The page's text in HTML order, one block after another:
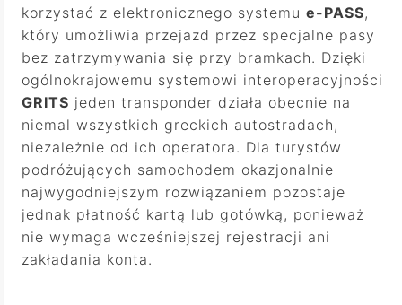
korzystać z elektronicznego systemu e-PASS,
który umożliwia przejazd przez specjalne pasy
bez zatrzymywania się przy bramkach. Dzięki
ogólnokrajowemu systemowi interoperacyjności
GRITS jeden transponder działa obecnie na
niemal wszystkich greckich autostradach,
niezależnie od ich operatora. Dla turystów
podróżujących samochodem okazjonalnie
najwygodniejszym rozwiązaniem pozostaje
jednak płatność kartą lub gotówką, ponieważ
nie wymaga wcześniejszej rejestracji ani
zakładania konta.